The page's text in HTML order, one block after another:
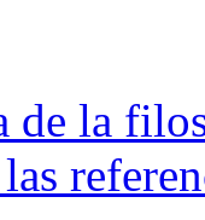
de la